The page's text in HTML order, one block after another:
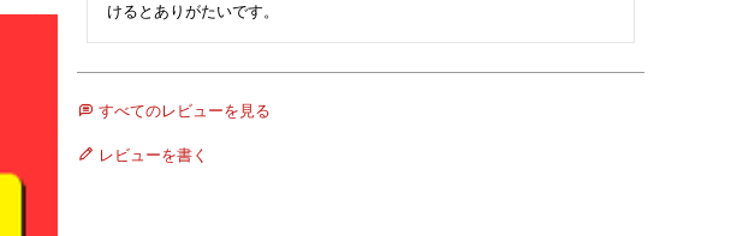
けるとありがたいです。
すべてのレビューを見る
レビューを書く